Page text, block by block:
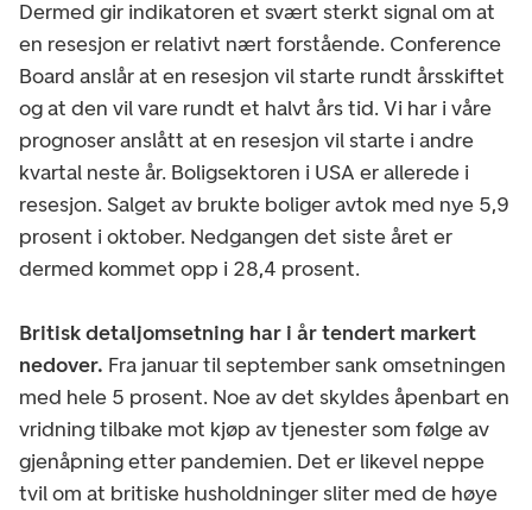
Dermed gir indikatoren et svært sterkt signal om at
en resesjon er relativt nært forstående. Conference
Board anslår at en resesjon vil starte rundt årsskiftet
og at den vil vare rundt et halvt års tid. Vi har i våre
prognoser anslått at en resesjon vil starte i andre
kvartal neste år. Boligsektoren i USA er allerede i
resesjon. Salget av brukte boliger avtok med nye 5,9
prosent i oktober. Nedgangen det siste året er
dermed kommet opp i 28,4 prosent.
Britisk detaljomsetning har i år tendert markert
nedover. Fra januar til september sank omsetningen
med hele 5 prosent. Noe av det skyldes åpenbart en
vridning tilbake mot kjøp av tjenester som følge av
gjenåpning etter pandemien. Det er likevel neppe
tvil om at britiske husholdninger sliter med de høye